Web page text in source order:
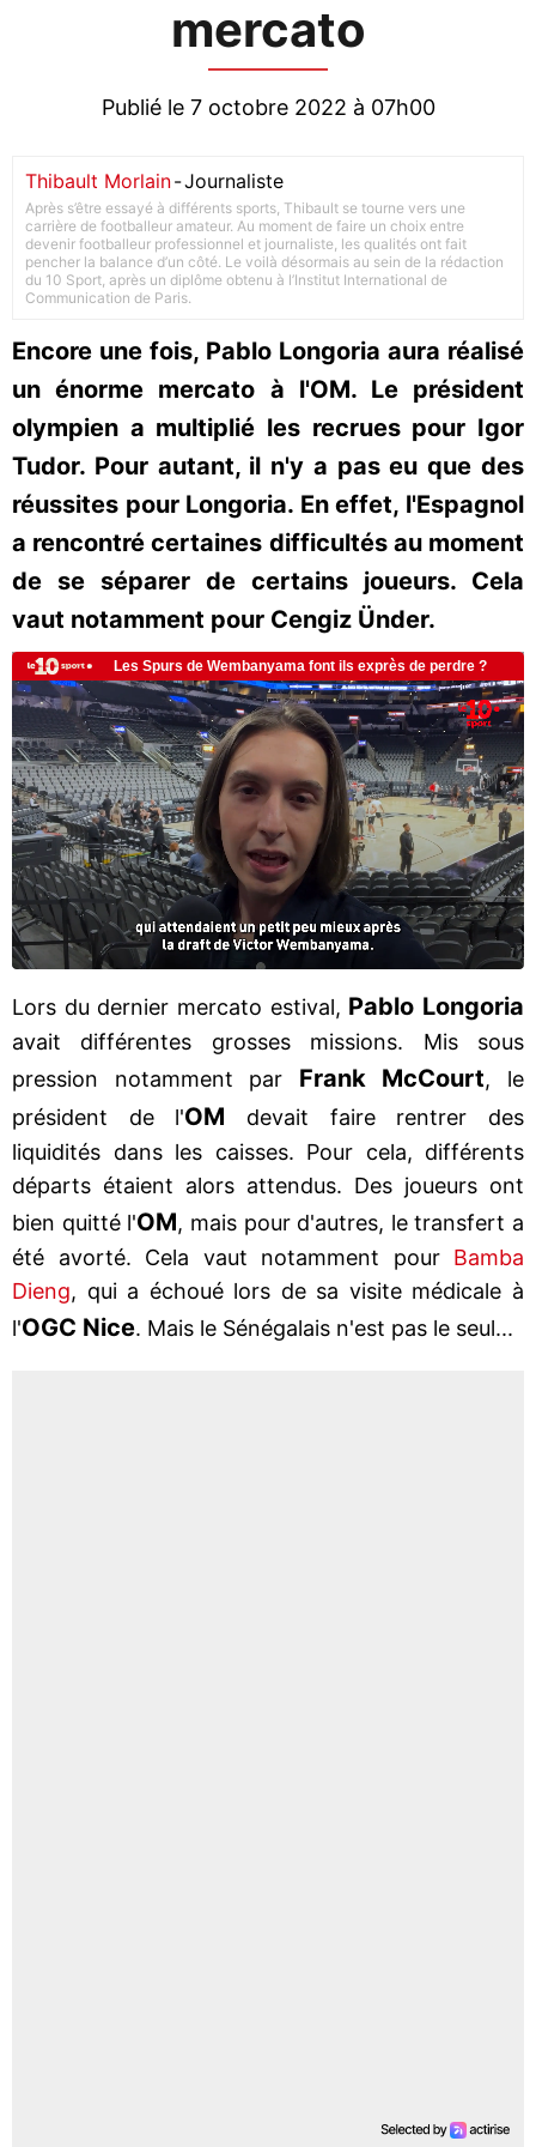
mercato
Publié le 7 octobre 2022 à 07h00
Thibault Morlain-Journaliste
Après s’être essayé à différents sports, Thibault se tourne vers une
carrière de footballeur amateur. Au moment de faire un choix entre
devenir footballeur professionnel et journaliste, les qualités ont fait
pencher la balance d’un côté. Le voilà désormais au sein de la rédaction
du 10 Sport, après un diplôme obtenu à l’Institut International de
Communication de Paris.
Encore une fois, Pablo Longoria aura réalisé
un énorme mercato à l'OM. Le président
olympien a multiplié les recrues pour Igor
Tudor. Pour autant, il n'y a pas eu que des
réussites pour Longoria. En effet, l'Espagnol
a rencontré certaines difficultés au moment
de se séparer de certains joueurs. Cela
vaut notamment pour Cengiz Ünder.
Lors du dernier mercato estival, Pablo Longoria
avait différentes grosses missions. Mis sous
pression notamment par Frank McCourt, le
président de l'OM devait faire rentrer des
liquidités dans les caisses. Pour cela, différents
départs étaient alors attendus. Des joueurs ont
bien quitté l'OM, mais pour d'autres, le transfert a
été avorté. Cela vaut notamment pour Bamba
Dieng, qui a échoué lors de sa visite médicale à
l'OGC Nice. Mais le Sénégalais n'est pas le seul...